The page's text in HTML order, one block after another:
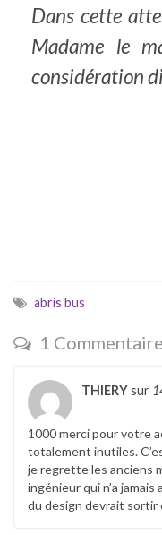
Dans cette
Madame le
considération
abris bus
1 Commentaire
THIERYsur
1000 merci pour votre
totalement inutiles.
je regrette les anciens
ingénieur qui n’a
du design devrait sortir